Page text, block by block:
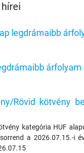
legdrámaibb
árfolyam
Rövid kötvény
kategória HUF
a 2026.07.15.-i